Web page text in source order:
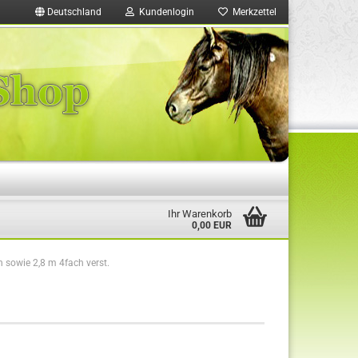
Deutschland Kundenlogin Merkzettel
Ihr Warenkorb
0,00 EUR
sowie 2,8 m 4fach verst.